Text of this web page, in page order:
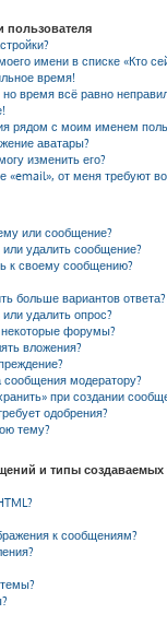
пользователя
имени в списке «Кто
время!
время всё равно
рядом с моим именем
аватары?
изменить его?
«email», от меня требуют
или сообщение?
или удалить сообщение?
к своему сообщению?
больше вариантов ответа?
удалить опрос?
форумы?
вложения?
сообщения модератору?
при создании
одобрения?
тему?
и типы создаваемых
к сообщениям?